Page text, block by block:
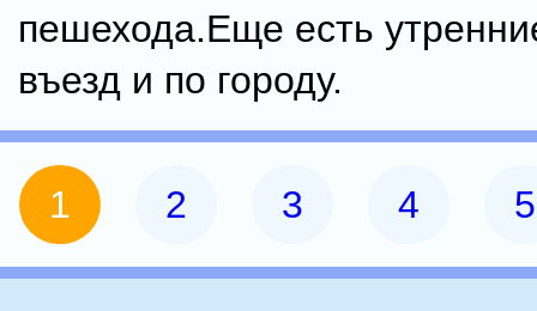
пешехода.Еще есть
въезд и по городу.
1 2 3 4 5